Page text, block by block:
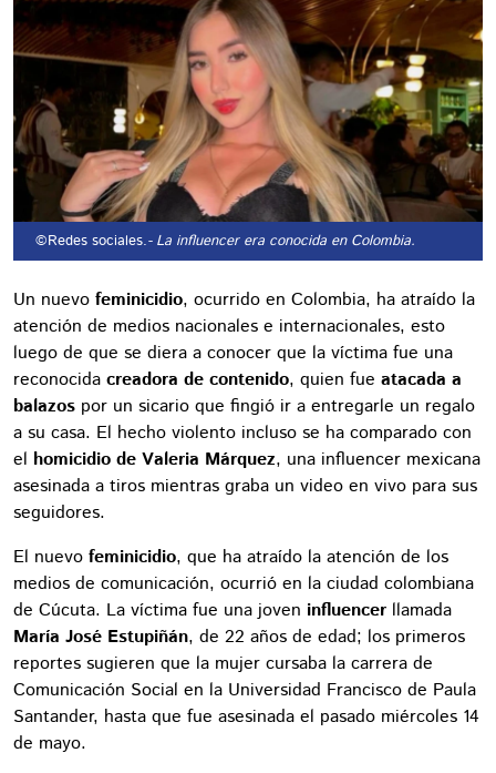
©Redes sociales.- La influencer era conocida en Colombia.
Un nuevo feminicidio, ocurrido en Colombia, ha atraído la
atención de medios nacionales e internacionales, esto
luego de que se diera a conocer que la víctima fue una
reconocida creadora de contenido, quien fue atacada a
balazos por un sicario que fingió ir a entregarle un regalo
a su casa. El hecho violento incluso se ha comparado con
el homicidio de Valeria Márquez, una influencer mexicana
asesinada a tiros mientras graba un video en vivo para sus
seguidores.
El nuevo feminicidio, que ha atraído la atención de los
medios de comunicación, ocurrió en la ciudad colombiana
de Cúcuta. La víctima fue una joven influencer llamada
María José Estupiñán, de 22 años de edad; los primeros
reportes sugieren que la mujer cursaba la carrera de
Comunicación Social en la Universidad Francisco de Paula
Santander, hasta que fue asesinada el pasado miércoles 14
de mayo.